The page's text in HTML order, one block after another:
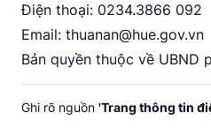
Điện thoại: 0234.3866 092
Email: thuanan@hue.gov.vn
Bản quyền thuộc về UBND
Ghi rõ nguồn 'Trang thông tin